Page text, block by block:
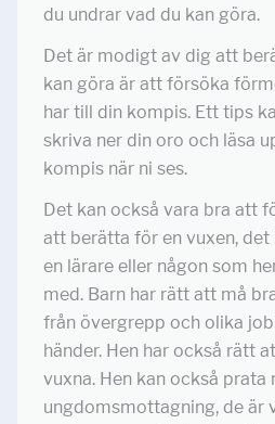
du undrar vad du kan göra.
Det är modigt av dig att
kan göra är att försöka
har till din kompis. Ett tips
skriva ner din oro och läsa
kompis när ni ses.
Det kan också vara bra att
att berätta för en vuxen, det
en lärare eller någon som
med. Barn har rätt att må
från övergrepp och olika
händer. Hen har också rätt
vuxna. Hen kan också prata
ungdomsmottagning, de är